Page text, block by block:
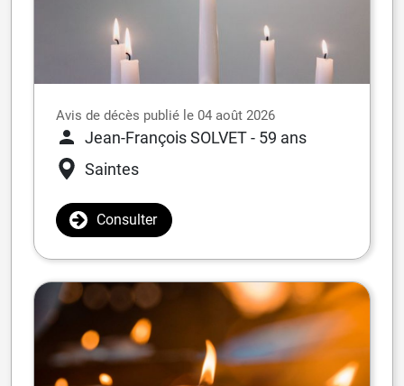
Avis de décès publié le 04 août 2026
Jean-François SOLVET- 59 ans
Saintes
Consulter